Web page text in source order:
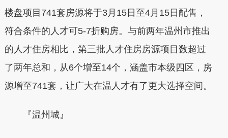
楼盘项目741套房源将于3月15日至4月15日配售，
符合条件的人才可5-7折购房。与前两年温州市推出
的人才住房相比，第三批人才住房房源项目数超过
了两年总和，从6个增至14个，涵盖市本级四区，房
源增至741套，让广大在温人才有了更大选择空间。
『温州城』